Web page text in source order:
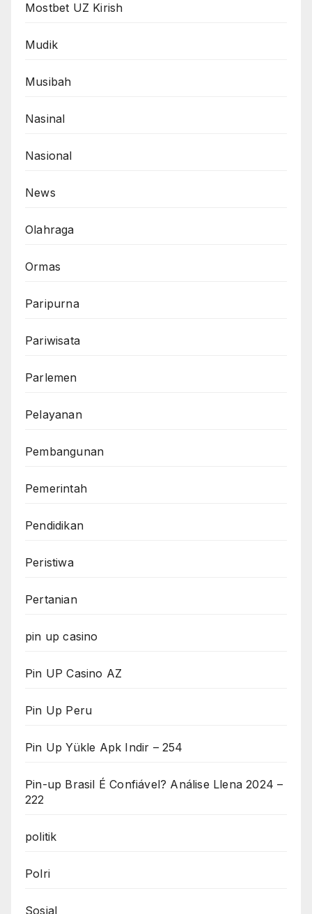
Mostbet UZ Kirish
Mudik
Musibah
Nasinal
Nasional
News
Olahraga
Ormas
Paripurna
Pariwisata
Parlemen
Pelayanan
Pembangunan
Pemerintah
Pendidikan
Peristiwa
Pertanian
pin up casino
Pin UP Casino AZ
Pin Up Peru
Pin Up Yükle Apk Indir – 254
Pin-up Brasil É Confiável? Análise Llena 2024 –
222
politik
Polri
Sosial